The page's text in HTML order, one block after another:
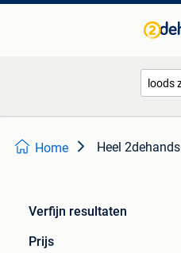
Home Heel 2dehands
Verfijn resultaten
Prijs